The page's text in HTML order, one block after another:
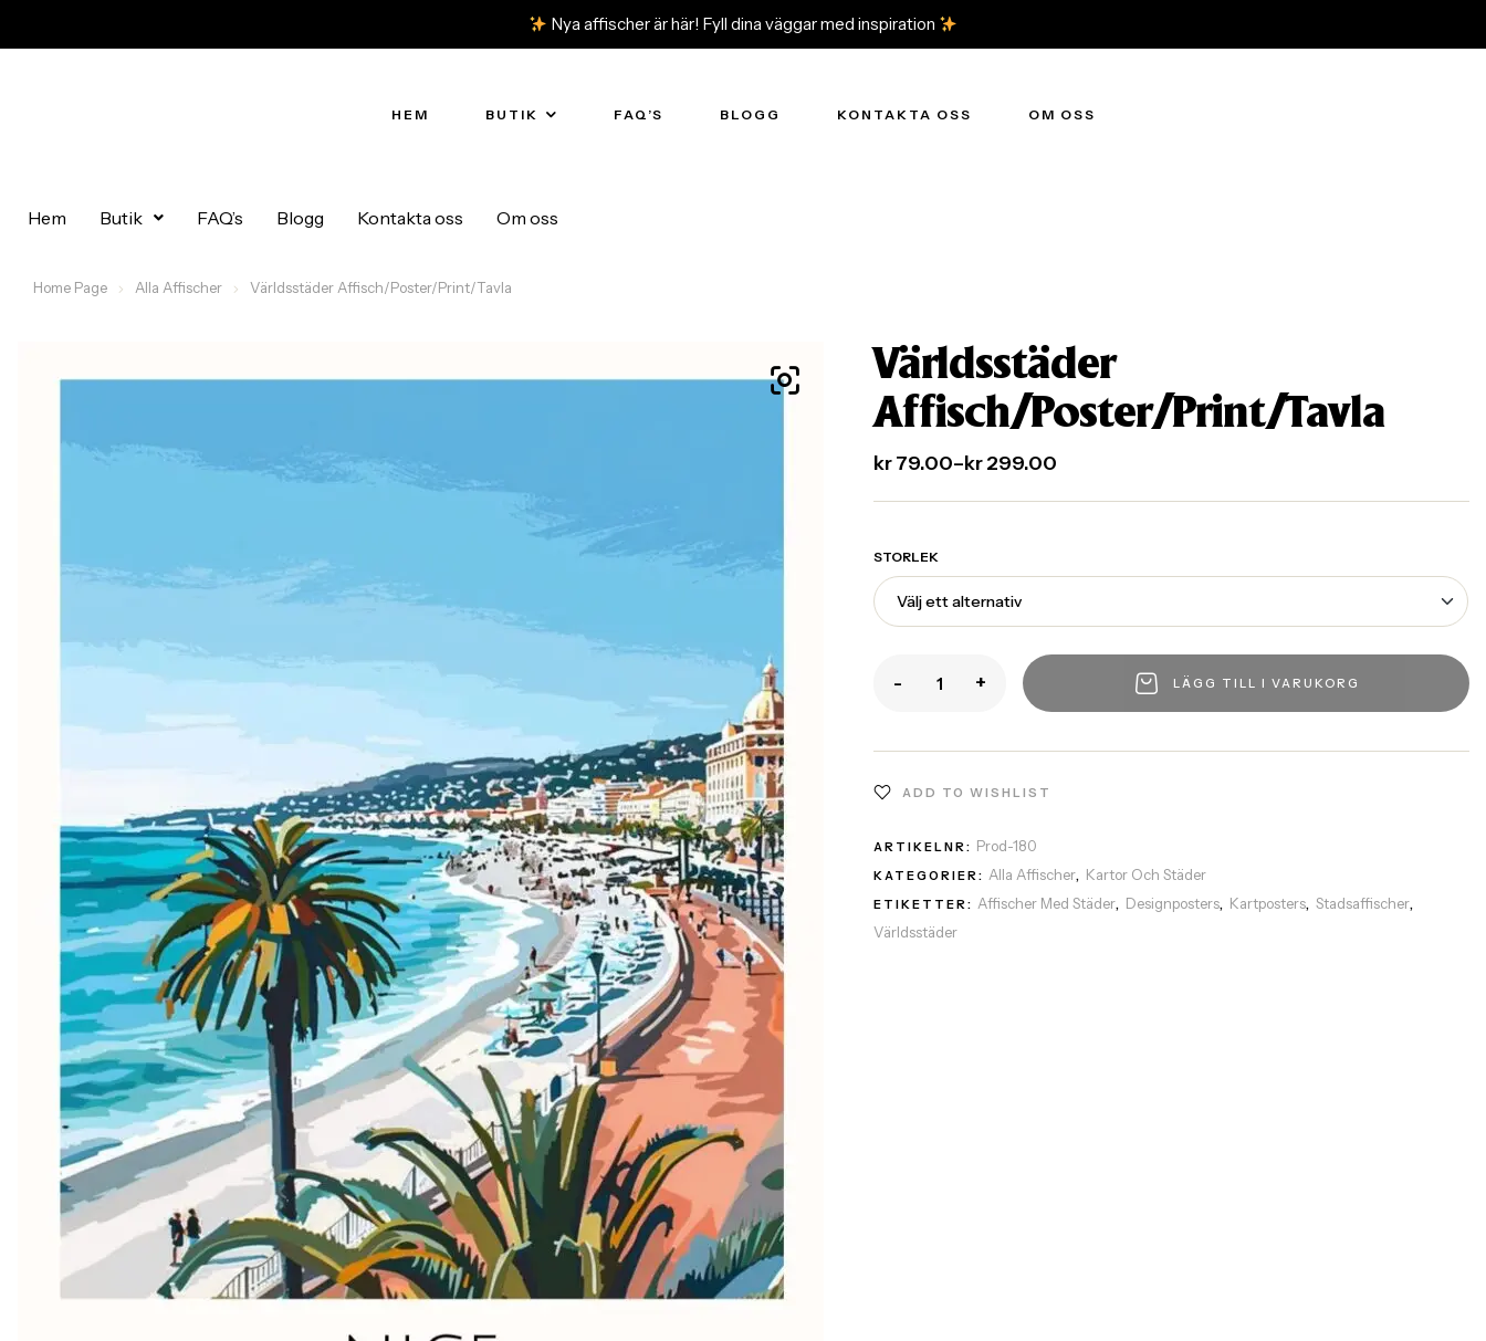
Nya affischer är här! Fyll dina väggar med inspiration
HEM BUTIK FAQ’S BLOGG KONTAKTA OSS OM OSS
Hem Butik FAQ’s Blogg Kontakta oss Om oss
Home Page Alla Affischer Världsstäder Affisch/Poster/Print/Tavla
Världsstäder
Affisch/Poster/Print/Tavla
kr79.00–kr299.00
STORLEK
- + LÄGG TILL I VARUKORG
ADD TO WISHLIST
ARTIKELNR: Prod-180
KATEGORIER:Alla Affischer, Kartor Och Städer
ETIKETTER:Affischer Med Städer, Designposters, Kartposters,Stadsaffischer,
Världsstäder